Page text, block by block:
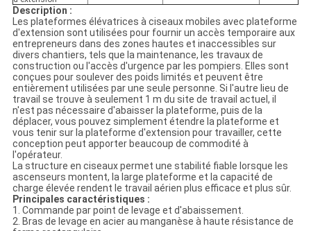
Description :
Les plateformes élévatrices à ciseaux mobiles avec plateforme
d'extension sont utilisées pour fournir un accès temporaire aux
entrepreneurs dans des zones hautes et inaccessibles sur
divers chantiers, tels que la maintenance, les travaux de
construction ou l'accès d'urgence par les pompiers. Elles sont
conçues pour soulever des poids limités et peuvent être
entièrement utilisées par une seule personne. Si l'autre lieu de
travail se trouve à seulement 1 m du site de travail actuel, il
n'est pas nécessaire d'abaisser la plateforme, puis de la
déplacer, vous pouvez simplement étendre la plateforme et
vous tenir sur la plateforme d'extension pour travailler, cette
conception peut apporter beaucoup de commodité à
l'opérateur.
La structure en ciseaux permet une stabilité fiable lorsque les
ascenseurs montent, la large plateforme et la capacité de
charge élevée rendent le travail aérien plus efficace et plus sûr.
Principales caractéristiques :
1. Commande par point de levage et d'abaissement.
2. Bras de levage en acier au manganèse à haute résistance de